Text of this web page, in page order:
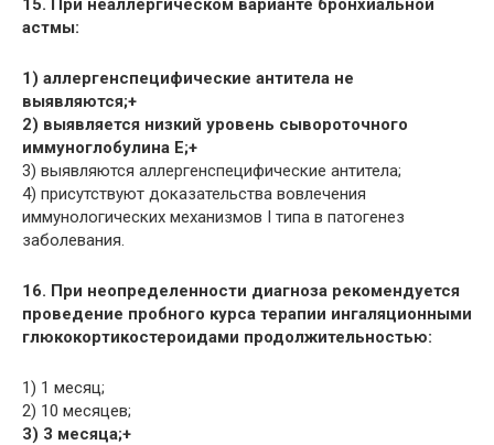
астмы:
1) аллергенспецифические антитела не
выявляются;+
2) выявляется низкий уровень сывороточного
иммуноглобулина E;+
3) выявляются аллергенспецифические антитела;
4) присутствуют доказательства вовлечения
иммунологических механизмов I типа в патогенез
заболевания.
16. При неопределенности диагноза рекомендуется
проведение пробного курса терапии ингаляционными
глюкокортикостероидами продолжительностью:
1) 1 месяц;
2) 10 месяцев;
3) 3 месяца;+